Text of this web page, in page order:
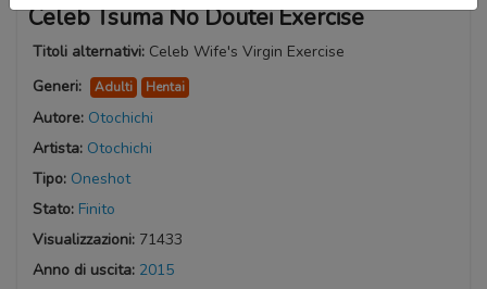
Celeb Tsuma No Doutei Exercise
Titoli alternativi: Celeb Wife's Virgin Exercise
Generi:
Adulti Hentai
Autore: Otochichi
Artista: Otochichi
Tipo: Oneshot
Stato: Finito
Visualizzazioni: 71433
Anno di uscita: 2015